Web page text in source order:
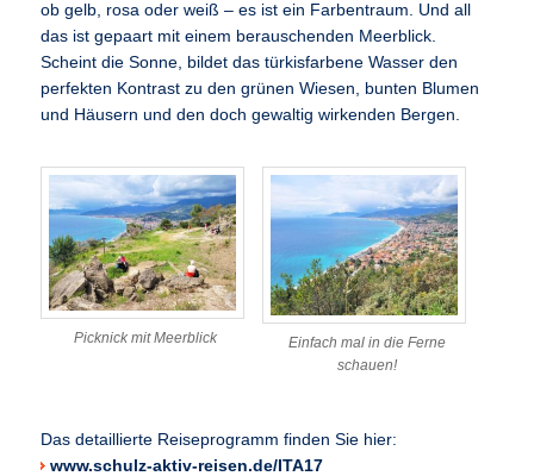
ob gelb, rosa oder weiß – es ist ein Farbentraum. Und all
das ist gepaart mit einem berauschenden Meerblick.
Scheint die Sonne, bildet das türkisfarbene Wasser den
perfekten Kontrast zu den grünen Wiesen, bunten Blumen
und Häusern und den doch gewaltig wirkenden Bergen.
Picknick mit Meerblick
Einfach mal in die Ferne
schauen!
Das detaillierte Reiseprogramm finden Sie hier:
www.schulz-aktiv-reisen.de/ITA17